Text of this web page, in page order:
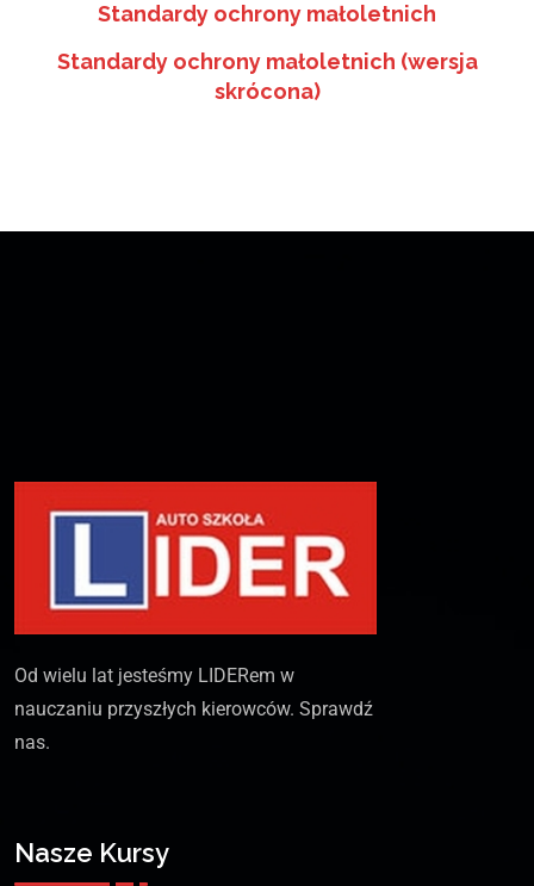
Standardy ochrony małoletnich
Standardy ochrony małoletnich (wersja
skrócona)
Od wielu lat jesteśmy LIDERem w
nauczaniu przyszłych kierowców. Sprawdź
nas.
Nasze Kursy